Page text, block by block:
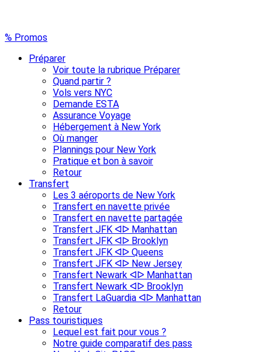
% Promos
Préparer
Voir toute la rubrique Préparer
Quand partir ?
Vols vers NYC
Demande ESTA
Assurance Voyage
Hébergement à New York
Où manger
Plannings pour New York
Pratique et bon à savoir
Retour
Transfert
Les 3 aéroports de New York
Transfert en navette privée
Transfert en navette partagée
Transfert JFK ᐊᐅ Manhattan
Transfert JFK ᐊᐅ Brooklyn
Transfert JFK ᐊᐅ Queens
Transfert JFK ᐊᐅ New Jersey
Transfert Newark ᐊᐅ Manhattan
Transfert Newark ᐊᐅ Brooklyn
Transfert LaGuardia ᐊᐅ Manhattan
Retour
Pass touristiques
Lequel est fait pour vous ?
Notre guide comparatif des pass